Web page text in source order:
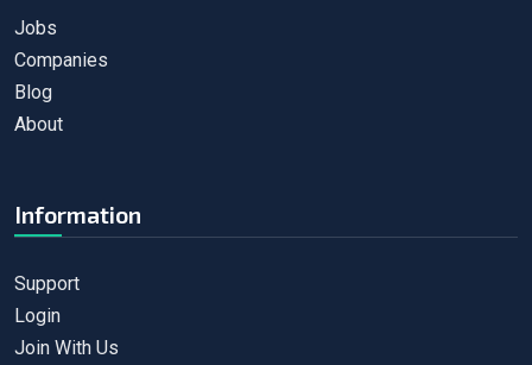
Jobs
Companies
Blog
About
Information
Support
Login
Join With Us